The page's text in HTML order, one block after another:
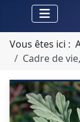
Vous êtes ici :
Cadre de